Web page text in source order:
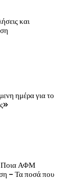
και
ημέρα για το
Ποια ΑΦΜ
– Τα ποσά που